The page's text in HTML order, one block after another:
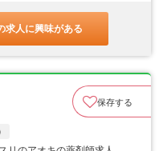
求人に興味がある
保存する